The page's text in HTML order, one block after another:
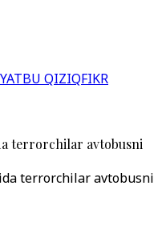
BU QIZIQFIKR
terrorchilar avtobusni
terrorchilar avtobusni